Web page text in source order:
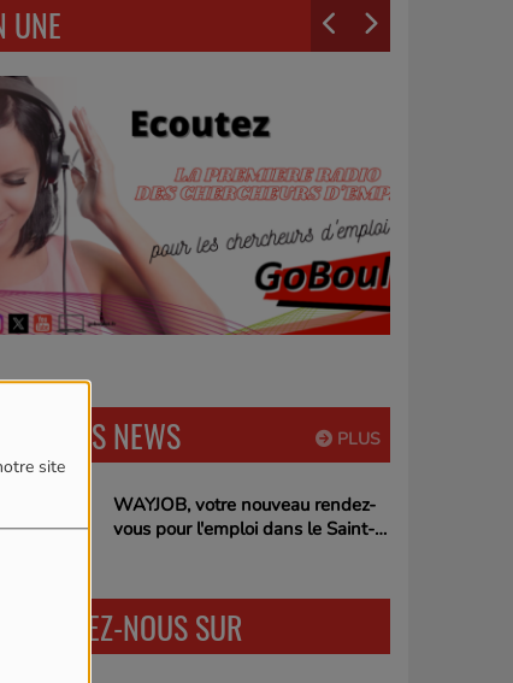
site
UNE
PLUS
DERNIÈRES NEWS
WAYJOB, votre nouveau rendez-
vous pour l'emploi dans le Saint-
RETROUVEZ-NOUS SUR